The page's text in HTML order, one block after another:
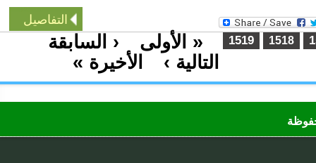
التفاصيل
« الأولى ‹ السابقة 1518
1519
التالية › الأخيرة »